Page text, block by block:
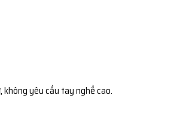
yêu cầu tay nghề cao.